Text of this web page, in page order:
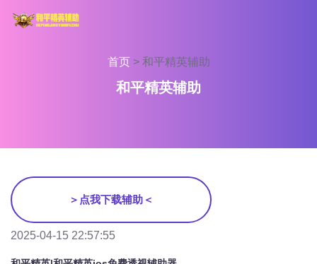
首页 > 和平精英辅助
和平精英辅助
＞点我下载辅助＜
2025-04-15 22:57:55